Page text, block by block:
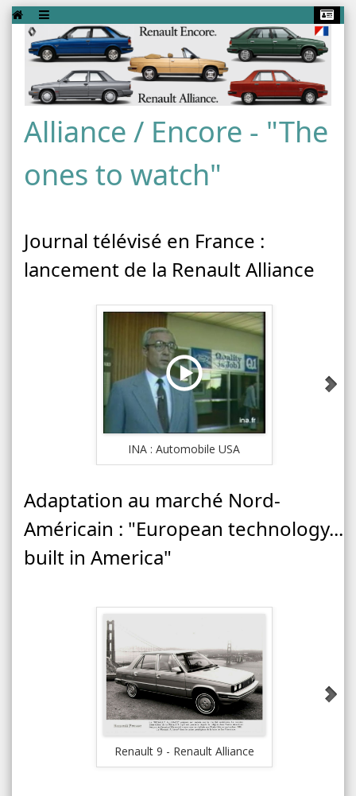
Alliance / Encore - "The
ones to watch"
Journal télévisé en France :
lancement de la Renault Alliance
INA : Automobile USA
Adaptation au marché Nord-
Américain : "European technology...
built in America"
Renault 9 - Renault Alliance